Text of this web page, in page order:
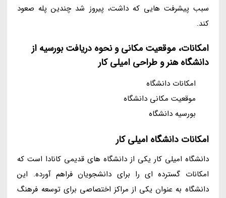
سبب پیشرفت هایی که داشت، پیروز شد چندین پله صعود
کند.
امکانات، موقعیت مکانی و نحوه دریافت بورسیه از
دانشگاه هنر و طراحی امیلی کار
امکانات دانشگاه
موقعیت مکانی دانشگاه
بورسیه دانشگاه
امکانات دانشگاه امیلی کار
دانشگاه امیلی کار یکی از دانشگاه های قدیمی کانادا است که
امکانات گسترده ای را برای دانشجویان فراهم آورده. این
دانشگاه به عنوان یکی از مراکز اختصاصی برای توسعه فرهنگ